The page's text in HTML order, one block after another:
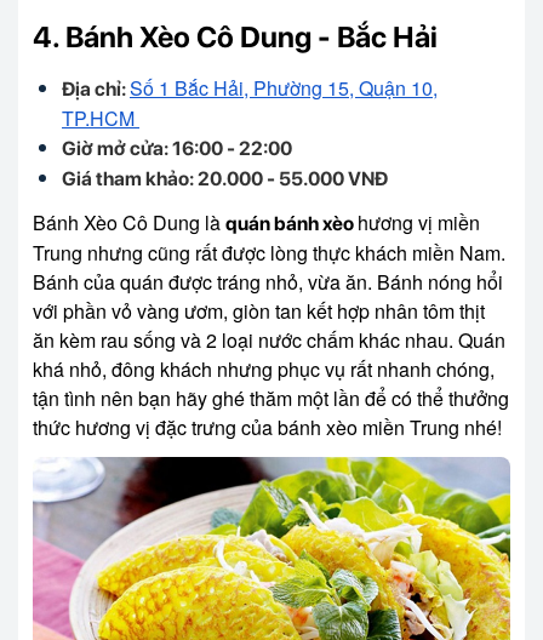
4. Bánh Xèo Cô Dung - Bắc Hải
Địa chỉ:Số 1 Bắc Hải, Phường 15, Quận 10,
TP.HCM
Giờ mở cửa: 16:00 - 22:00
Giá tham khảo: 20.000 - 55.000 VNĐ
Bánh Xèo Cô Dung là quán bánh xèo hương vị miền
Trung nhưng cũng rất được lòng thực khách miền Nam.
Bánh của quán được tráng nhỏ, vừa ăn. Bánh nóng hổi
với phần vỏ vàng ươm, giòn tan kết hợp nhân tôm thịt
ăn kèm rau sống và 2 loại nước chấm khác nhau. Quán
khá nhỏ, đông khách nhưng phục vụ rất nhanh chóng,
tận tình nên bạn hãy ghé thăm một lần để có thể thưởng
thức hương vị đặc trưng của bánh xèo miền Trung nhé!